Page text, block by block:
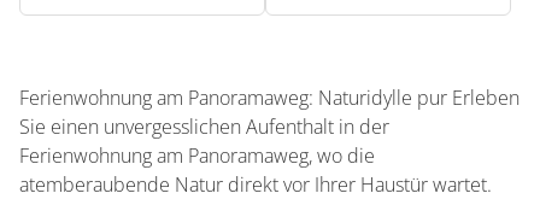
Ferienwohnung am Panoramaweg: Naturidylle pur Erleben
Sie einen unvergesslichen Aufenthalt in der
Ferienwohnung am Panoramaweg, wo die
atemberaubende Natur direkt vor Ihrer Haustür wartet.